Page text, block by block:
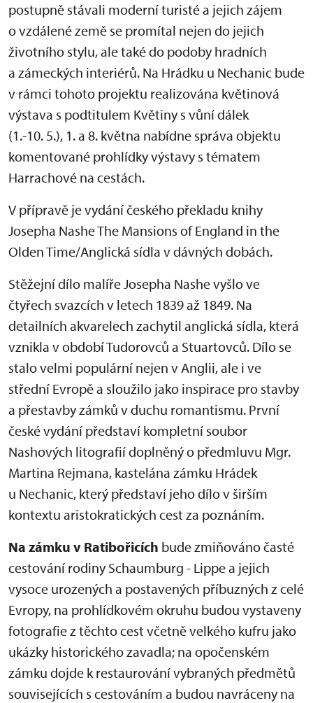
postupně stávali moderní turisté a jejich zájem
o vzdálené země se promítal nejen do jejich
životního stylu, ale také do podoby hradních
a zámeckých interiérů. Na Hrádku u Nechanic bude
v rámci tohoto projektu realizována květinová
výstava s podtitulem Květiny s vůní dálek
(1.-10. 5.), 1. a 8. května nabídne správa objektu
komentované prohlídky výstavy s tématem
Harrachové na cestách.
V přípravě je vydání českého překladu knihy
Josepha Nashe The Mansions of England in the
Olden Time/Anglická sídla v dávných dobách.
Stěžejní dílo malíře Josepha Nashe vyšlo ve
čtyřech svazcích v letech 1839 až 1849. Na
detailních akvarelech zachytil anglická sídla, která
vznikla v období Tudorovců a Stuartovců. Dílo se
stalo velmi populární nejen v Anglii, ale i ve
střední Evropě a sloužilo jako inspirace pro stavby
a přestavby zámků v duchu romantismu. První
české vydání představí kompletní soubor
Nashových litografií doplněný o předmluvu Mgr.
Martina Rejmana, kastelána zámku Hrádek
u Nechanic, který představí jeho dílo v širším
kontextu aristokratických cest za poznáním.
Na zámku v Ratibořicích bude zmiňováno časté
cestování rodiny Schaumburg - Lippe a jejich
vysoce urozených a postavených příbuzných z celé
Evropy, na prohlídkovém okruhu budou vystaveny
fotografie z těchto cest včetně velkého kufru jako
ukázky historického zavadla; na opočenském
zámku dojde k restaurování vybraných předmětů
souvisejících s cestováním a budou navráceny na